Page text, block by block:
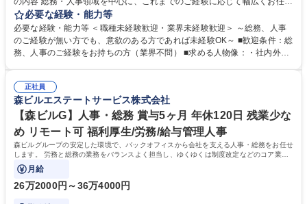
します。 ＜具体的には＞ ・総務/人事労務（給与・社保・勤怠管理など）
・採用・教育研修 ・福利厚生運用 など ※基本的には事務所勤務ですが、
採用や教育等の業務内容により、関西圏以外への日帰り・宿泊を伴う国内
出張もございます。 ※担当業務を持ちつつ、お互いに助け合いながら、総
必要な経験・能力等
必要な経験・能力等 ＜職種未経験歓迎・業界未経験歓迎＞ ～総務、人事
のご経験が無い方でも、意欲のある方であれば未経験OK～ ■歓迎条件：総
務、人事のご経験をお持ちの方（業界不問） ■求める人物像：・社内外の
正社員
森ビルエステートサービス株式会社
【森ビルG】人事・総務 賞与5ヶ月 年休120日 残業少な
め リモート可 福利厚生/労務/給与管理人事
森ビルグループの安定した環境で、バックオフィスから会社を支える人事・総務をお任せ
します。 労務と総務の業務をバランスよく担当し、ゆくゆくは制度改定などのコア業務
にも挑戦できる、やりがいある環境です。
月給
26万2000円～36万4000円